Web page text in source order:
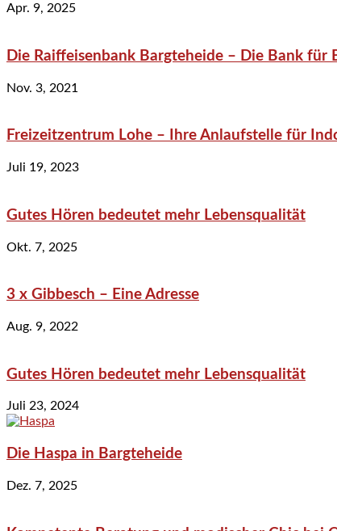
Apr. 9, 2025
Die Raiffeisenbank Bargteheide – Die Bank für
Nov. 3, 2021
Freizeitzentrum Lohe – Ihre Anlaufstelle für
Juli 19, 2023
Gutes Hören bedeutet mehr Lebensqualität
Okt. 7, 2025
3 x Gibbesch – Eine Adresse
Aug. 9, 2022
Gutes Hören bedeutet mehr Lebensqualität
Juli 23, 2024
Die Haspa in Bargteheide
Dez. 7, 2025